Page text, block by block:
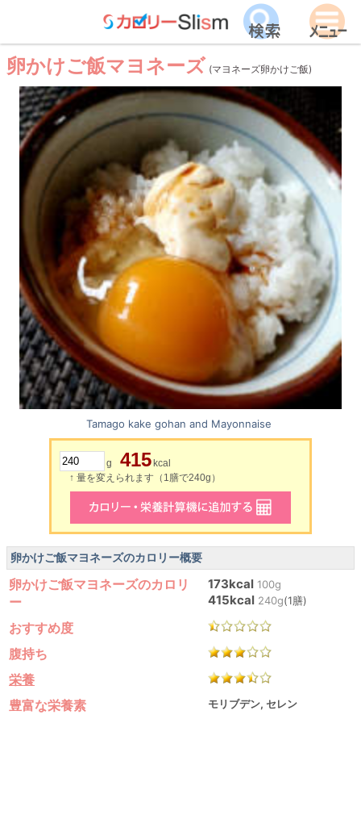
卵かけご飯マヨネーズ (マヨネーズ卵かけご飯)
Tamago kake gohan and Mayonnaise
g 415 kcal
↑ 量を変えられます（1膳で240g）
卵かけご飯マヨネーズのカロリー概要
卵かけご飯マヨネーズのカロリ
ー
173kcal 100g
415kcal 240g(1膳)
おすすめ度
腹持ち
栄養
豊富な栄養素
モリブデン, セレン